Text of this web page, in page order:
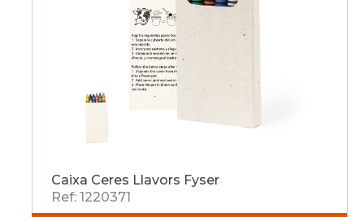
Caixa Ceres Llavors Fyser
Ref: 1220371